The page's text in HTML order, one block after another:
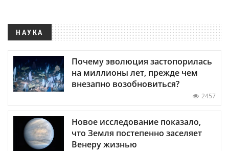
НАУКА
Почему эволюция застопорилась
на миллионы лет, прежде чем
внезапно возобновиться?
2457
Новое исследование показало,
что Земля постепенно заселяет
Венеру жизнью